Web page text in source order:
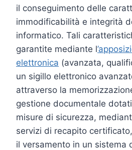
il conseguimento delle
immodificabilità e integrità
informatico. Tali
garantite mediante l
elettronica (avanzata,
un sigillo elettronico
attraverso la
gestione documentale
misure di sicurezza,
servizi di recapito
il versamento in un sistema